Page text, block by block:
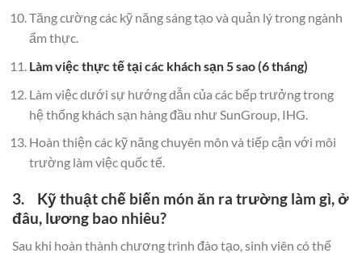
Tăng cường các kỹ năng sáng tạo và quản lý trong ngành
ẩm thực.
Làm việc thực tế tại các khách sạn 5 sao (6 tháng)
Làm việc dưới sự hướng dẫn của các bếp trưởng trong
hệ thống khách sạn hàng đầu như SunGroup, IHG.
Hoàn thiện các kỹ năng chuyên môn và tiếp cận với môi
trường làm việc quốc tế.
3. Kỹ thuật chế biến món ăn ra trường làm gì, ở
đâu, lương bao nhiêu?
Sau khi hoàn thành chương trình đào tạo, sinh viên có thể